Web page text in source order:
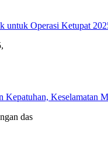
untuk Operasi Ketupat
Keselamatan
das